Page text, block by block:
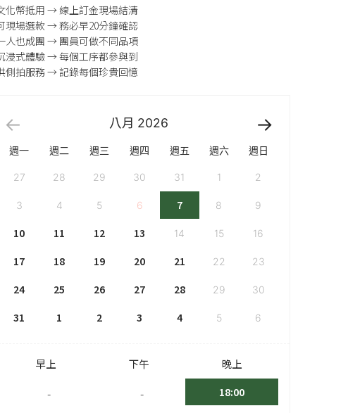
化幣抵用 → 線上訂金現場結清
現場選款 → 務必早20分鐘確認
人也成團 → 團員可做不同品項
浸式體驗 → 每個工序都參與到
側拍服務 → 記錄每個珍貴回憶
八月 2026
週一 週二 週三 週四 週五 週六 週日
27 28 29 30 31 1 2
3 4 5 6 7 8 9
10 11 12 13 14 15 16
17 18 19 20 21 22 23
24 25 26 27 28 29 30
31 1 2 3 4 5 6
早上
-
下午
-
晚上
18:00